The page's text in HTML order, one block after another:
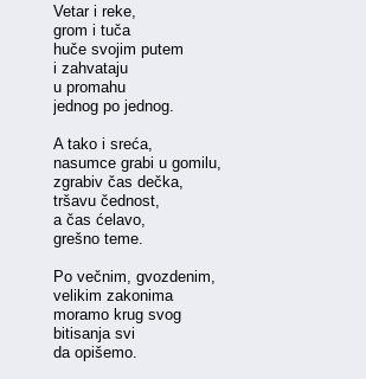
Vetar i reke,
grom i tuča
huče svojim putem
i zahvataju
u promahu
jednog po jednog.
A tako i sreća,
nasumce grabi u gomilu,
zgrabiv čas dečka,
tršavu čednost,
a čas ćelavo,
grešno teme.
Po večnim, gvozdenim,
velikim zakonima
moramo krug svog
bitisanja svi
da opišemo.